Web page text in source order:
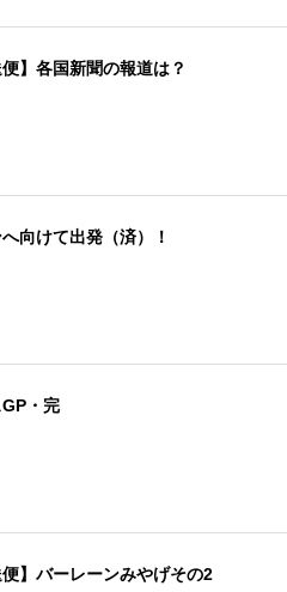
便】各国新聞の報道は？
向けて出発（済）！
・完
便】バーレーンみやげその2